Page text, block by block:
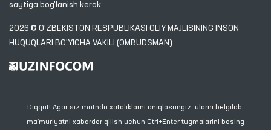
saytiga bog'lanish kerak
2026 © O'ZBEKISTON RESPUBLIKASI OLIY MAJLISINING INSON
HUQUQLARI BO'YICHA VAKILI (OMBUDSMAN)
Diqqat! Agar siz matnda xatoliklarni aniqlasangiz, ularni belgilab,
ma’muriyatni xabardor qilish uchun Ctrl+Enter tugmalarini bosing